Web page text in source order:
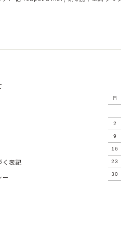
く表記
ー
日
2
9
16
23
30